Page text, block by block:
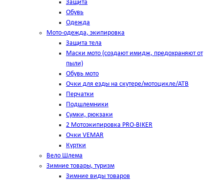
Защита
Обувь
Одежда
Мото-одежда, экипировка
Защита тела
Маски мото (создают имидж, предохраняют от
пыли)
Обувь мото
Очки для езды на скутере/мотоцикле/АТВ
Перчатки
Подшлемники
Сумки, рюкзаки
2 Мотоэкипировка PRO-BIKER
Очки VEMAR
Куртки
Вело Шлема
Зимние товары, туризм
Зимние виды товаров